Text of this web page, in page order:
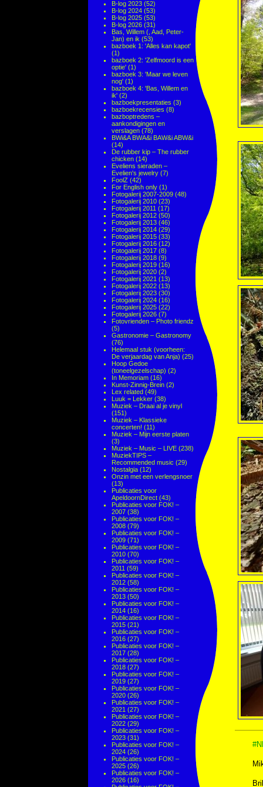
B-log 2023 (52)
B-log 2024 (53)
B-log 2025 (53)
B-log 2026 (31)
Bas, Willem (, Aad, Peter-
Jan) en ik (53)
bazboek 1: 'Alles kan kapot'
(1)
bazboek 2: 'Zelfmoord is een
optie' (1)
bazboek 3: 'Maar we leven
nog' (1)
bazboek 4: 'Bas, Willem en
ik' (2)
bazboekpresentaties (3)
bazboekrecensies (8)
bazboptredens –
aankondigingen en
verslagen (78)
BWi&A BWA&i BAW&i ABW&i
(14)
De rubber kip – The rubber
chicken (14)
Eveliens sieraden –
Evelien's jewelry (7)
FoolZ (42)
For English only (1)
Fotogalerij 2007-2009 (48)
Fotogalerij 2010 (23)
Fotogalerij 2011 (17)
Fotogalerij 2012 (50)
Fotogalerij 2013 (46)
Fotogalerij 2014 (29)
Fotogalerij 2015 (33)
Fotogalerij 2016 (12)
Fotogalerij 2017 (8)
Fotogalerij 2018 (9)
Fotogalerij 2019 (16)
Fotogalerij 2020 (2)
Fotogalerij 2021 (13)
Fotogalerij 2022 (13)
Fotogalerij 2023 (30)
Fotogalerij 2024 (16)
Fotogalerij 2025 (22)
Fotogalerij 2026 (7)
Fotovrienden – Photo friendz
(5)
Gastronomie – Gastronomy
(76)
Helemaal stuk (voorheen:
De verjaardag van Anja) (25)
Hoop Gedoe
(toneelgezelschap) (2)
In Memoriam (16)
Kunst-Zinnig-Brein (2)
Lex related (49)
Luuk = Lekker (38)
Muziek – Draai al je vinyl
(151)
Muziek – Klassieke
concerten! (11)
Muziek – Mijn eerste platen
(3)
Muziek – Music – LIVE (238)
MuziekTIPS –
Recommended music (29)
Nostalgia (12)
Onzin met een verlengsnoer
(13)
Publicaties voor
ApeldoornDirect (43)
Publicaties voor FOK! –
2007 (38)
Publicaties voor FOK! –
2008 (79)
Publicaties voor FOK! –
2009 (71)
Publicaties voor FOK! –
2010 (70)
Publicaties voor FOK! –
2011 (59)
Publicaties voor FOK! –
2012 (58)
Publicaties voor FOK! –
2013 (50)
Publicaties voor FOK! –
2014 (16)
Publicaties voor FOK! –
2015 (21)
Publicaties voor FOK! –
2016 (27)
Publicaties voor FOK! –
2017 (28)
Publicaties voor FOK! –
2018 (27)
Publicaties voor FOK! –
2019 (27)
Publicaties voor FOK! –
2020 (26)
Publicaties voor FOK! –
2021 (27)
Publicaties voor FOK! –
2022 (29)
Publicaties voor FOK! –
2023 (31)
Publicaties voor FOK! –
2024 (26)
Publicaties voor FOK! –
2025 (26)
Publicaties voor FOK! –
2026 (16)